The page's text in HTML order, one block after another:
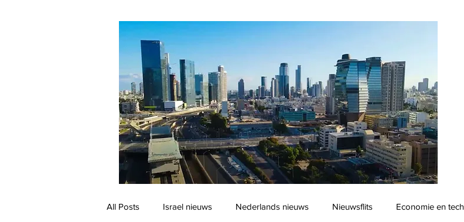
All Posts Israel nieuws Nederlands nieuws Nieuwsflits Economie en tech